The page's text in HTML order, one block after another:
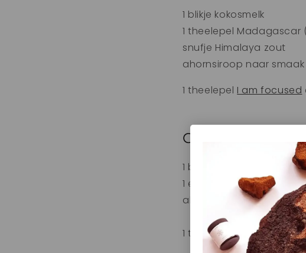
1 blikje kokosmelk
1 theelepel Madagascar
snufje Himalaya zout
ahornsiroop naar smaak
1 theelepel I am focused
Chocolade
1 blikje kokosmelk
1 eetlepel rauw cacao
ahornsiroop naar smaak
1 theelepelI am